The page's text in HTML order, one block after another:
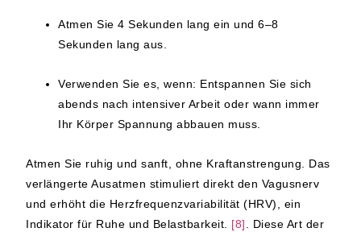
Atmen Sie 4 Sekunden lang ein und 6–8
Sekunden lang aus.
Verwenden Sie es, wenn: Entspannen Sie sich
abends nach intensiver Arbeit oder wann immer
Ihr Körper Spannung abbauen muss.
Atmen Sie ruhig und sanft, ohne Kraftanstrengung. Das
verlängerte Ausatmen stimuliert direkt den Vagusnerv
und erhöht die Herzfrequenzvariabilität (HRV), ein
Indikator für Ruhe und Belastbarkeit. [8]
. Diese Art der